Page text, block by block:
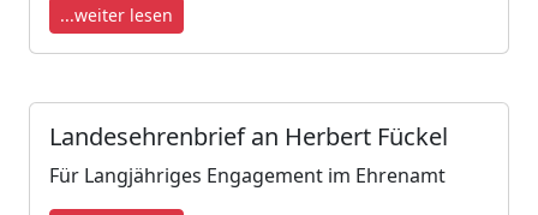
...weiter lesen
Landesehrenbrief an Herbert Fückel
Für Langjähriges Engagement im Ehrenamt